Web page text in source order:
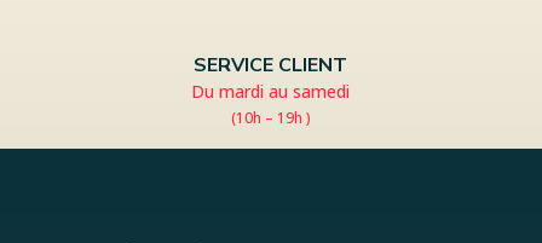
SERVICE CLIENT
Du mardi au samedi
(10h – 19h )